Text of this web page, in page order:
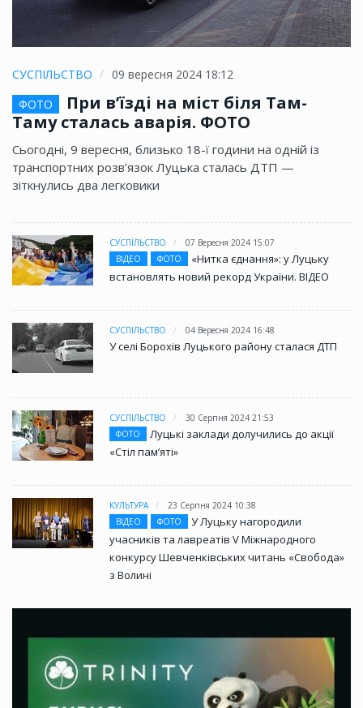
СУСПІЛЬСТВО
09 вересня 2024 18:12
ФОТО
При в’їзді на міст біля Там-
Таму сталась аварія. ФОТО
Сьогодні, 9 вересня, близько 18-ї години на одній із
транспортних розв’язок Луцька сталась ДТП —
зіткнулись два легковики
СУСПІЛЬСТВО
07 Вересня 2024 15:07
ВІДЕО
ФОТО
«Нитка єднання»: у Луцьку
встановлять новий рекорд України. ВІДЕО
СУСПІЛЬСТВО 04 Вересня 2024 16:48
У селі Борохів Луцького району сталася ДТП
СУСПІЛЬСТВО
30 Серпня 2024 21:53
ФОТО
Луцькі заклади долучились до акції
«Стіл памʼяті»
КУЛЬТУРА
23 Серпня 2024 10:38
ВІДЕО
ФОТО
У Луцьку нагородили
учасників та лавреатів V Міжнародного
конкурсу Шевченківських читань «Свобода»
з Волині